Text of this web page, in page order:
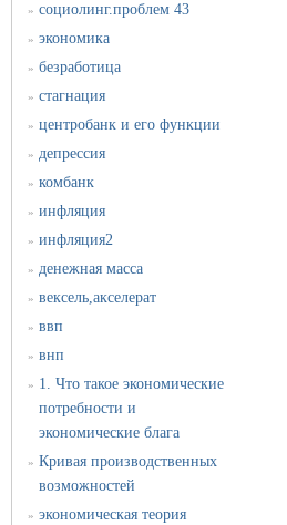
» социолинг.проблем 43
» экономика
» безработица
» стагнация
» центробанк и его функции
» депрессия
» комбанк
» инфляция
» инфляция2
» денежная масса
» вексель,акселерат
» ввп
» внп
» 1. Что такое экономические
потребности и
экономические блага
» Кривая производственных
возможностей
» экономическая теория